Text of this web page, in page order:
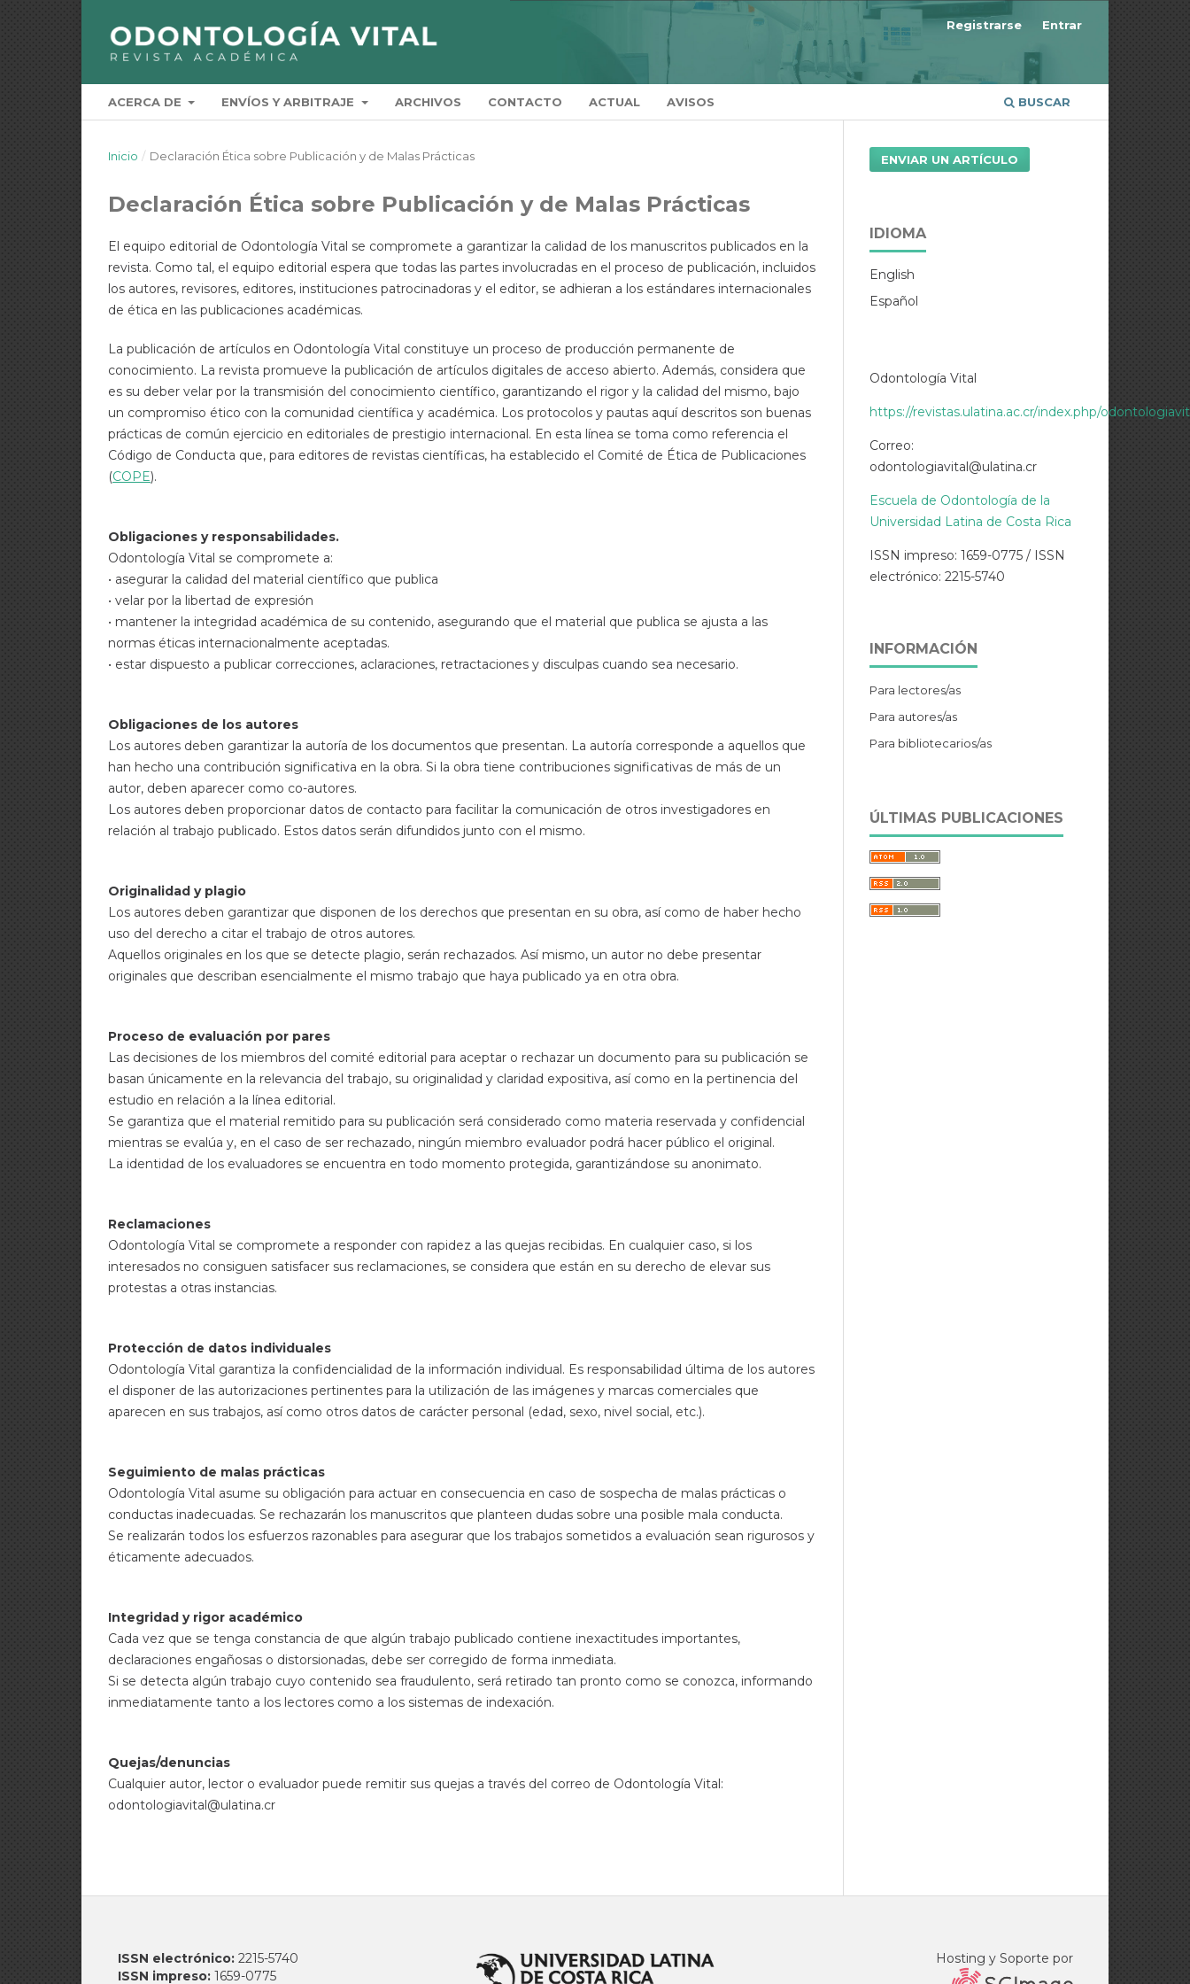
ACERCA DE ENVÍOS Y ARBITRAJE ARCHIVOS CONTACTO ACTUAL AVISOS BUSCAR
Registrarse Entrar
Inicio / Declaración Ética sobre Publicación y de Malas Prácticas
Declaración Ética sobre Publicación y de Malas Prácticas
El equipo editorial de Odontología Vital se compromete a garantizar la calidad de los manuscritos publicados en la
revista. Como tal, el equipo editorial espera que todas las partes involucradas en el proceso de publicación, incluidos
los autores, revisores, editores, instituciones patrocinadoras y el editor, se adhieran a los estándares internacionales
de ética en las publicaciones académicas.
La publicación de artículos en Odontología Vital constituye un proceso de producción permanente de
conocimiento. La revista promueve la publicación de artículos digitales de acceso abierto. Además, considera que
es su deber velar por la transmisión del conocimiento científico, garantizando el rigor y la calidad del mismo, bajo
un compromiso ético con la comunidad científica y académica. Los protocolos y pautas aquí descritos son buenas
prácticas de común ejercicio en editoriales de prestigio internacional. En esta línea se toma como referencia el
Código de Conducta que, para editores de revistas científicas, ha establecido el Comité de Ética de Publicaciones
(COPE).
Obligaciones y responsabilidades.
Odontología Vital se compromete a:
• asegurar la calidad del material científico que publica
• velar por la libertad de expresión
• mantener la integridad académica de su contenido, asegurando que el material que publica se ajusta a las
normas éticas internacionalmente aceptadas.
• estar dispuesto a publicar correcciones, aclaraciones, retractaciones y disculpas cuando sea necesario.
Obligaciones de los autores
Los autores deben garantizar la autoría de los documentos que presentan. La autoría corresponde a aquellos que
han hecho una contribución significativa en la obra. Si la obra tiene contribuciones significativas de más de un
autor, deben aparecer como co-autores.
Los autores deben proporcionar datos de contacto para facilitar la comunicación de otros investigadores en
relación al trabajo publicado. Estos datos serán difundidos junto con el mismo.
Originalidad y plagio
Los autores deben garantizar que disponen de los derechos que presentan en su obra, así como de haber hecho
uso del derecho a citar el trabajo de otros autores.
Aquellos originales en los que se detecte plagio, serán rechazados. Así mismo, un autor no debe presentar
originales que describan esencialmente el mismo trabajo que haya publicado ya en otra obra.
Proceso de evaluación por pares
Las decisiones de los miembros del comité editorial para aceptar o rechazar un documento para su publicación se
basan únicamente en la relevancia del trabajo, su originalidad y claridad expositiva, así como en la pertinencia del
estudio en relación a la línea editorial.
Se garantiza que el material remitido para su publicación será considerado como materia reservada y confidencial
mientras se evalúa y, en el caso de ser rechazado, ningún miembro evaluador podrá hacer público el original.
La identidad de los evaluadores se encuentra en todo momento protegida, garantizándose su anonimato.
Reclamaciones
Odontología Vital se compromete a responder con rapidez a las quejas recibidas. En cualquier caso, si los
interesados no consiguen satisfacer sus reclamaciones, se considera que están en su derecho de elevar sus
protestas a otras instancias.
Protección de datos individuales
Odontología Vital garantiza la confidencialidad de la información individual. Es responsabilidad última de los autores
el disponer de las autorizaciones pertinentes para la utilización de las imágenes y marcas comerciales que
aparecen en sus trabajos, así como otros datos de carácter personal (edad, sexo, nivel social, etc.).
Seguimiento de malas prácticas
Odontología Vital asume su obligación para actuar en consecuencia en caso de sospecha de malas prácticas o
conductas inadecuadas. Se rechazarán los manuscritos que planteen dudas sobre una posible mala conducta.
Se realizarán todos los esfuerzos razonables para asegurar que los trabajos sometidos a evaluación sean rigurosos y
éticamente adecuados.
Integridad y rigor académico
Cada vez que se tenga constancia de que algún trabajo publicado contiene inexactitudes importantes,
declaraciones engañosas o distorsionadas, debe ser corregido de forma inmediata.
Si se detecta algún trabajo cuyo contenido sea fraudulento, será retirado tan pronto como se conozca, informando
inmediatamente tanto a los lectores como a los sistemas de indexación.
Quejas/denuncias
Cualquier autor, lector o evaluador puede remitir sus quejas a través del correo de Odontología Vital:
odontologiavital@ulatina.cr
ENVIAR UN ARTÍCULO
IDIOMA
English
Español
Odontología Vital
https://revistas.ulatina.ac.cr/index.php/
Correo:
odontologiavital@ulatina.cr
Escuela de Odontología de la
Universidad Latina de Costa Rica
ISSN impreso: 1659-0775 / ISSN
electrónico: 2215-5740
INFORMACIÓN
Para lectores/as
Para autores/as
Para bibliotecarios/as
ÚLTIMAS PUBLICACIONES
ISSN electrónico:2215-5740
ISSN impreso:1659-0775
Hosting y Soporte por